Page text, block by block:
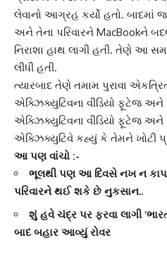
લેવાનો આગ્રહ કર્યો હતો. બાદમાં
અને તેના પરિવારને MacBookને
નિરાશા હાથ લાગી હતી. તેણે આ
લીધી હતી.
ત્યારબાદ તેણે તમામ પુરાવા
એક્ઝિક્યુટિવના વીડિયો ફૂટેજ અને
એક્ઝિક્યુટિવના વીડિયો ફૂટેજ અને
એક્ઝિક્યુટિવે કહ્યું કે તેમને ખોટી
આ પણ વાંચો :-
ભૂલથી પણ આ દિવસે નખ ન
પરિવારને થઈ શકે છે નુકસાન..
શું હવે ચંદ્ર પર ફરવા લાગી
બાદ બહાર આવ્યું રોવર